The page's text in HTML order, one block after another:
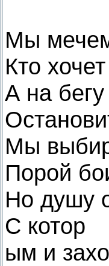
Мы
Кто
А на
Мы
Порой
Но душу
С котор
ым и